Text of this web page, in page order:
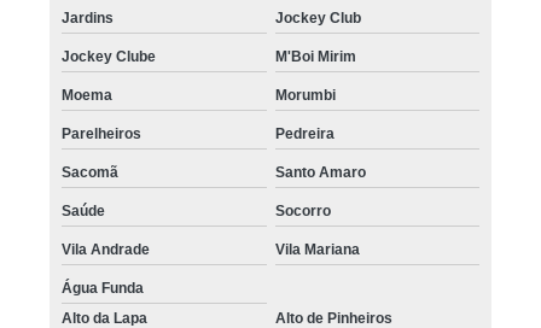
Jardins Jockey Club
Jockey Clube M'Boi Mirim
Moema Morumbi
Parelheiros Pedreira
Sacomã Santo Amaro
Saúde Socorro
Vila Andrade Vila Mariana
Água Funda
Alto da Lapa
Alto de Pinheiros